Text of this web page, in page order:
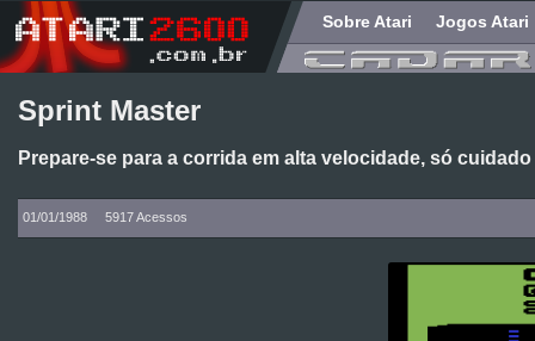
Sobre Atari Jogos Atari
Sprint Master
Prepare-se para a corrida em alta velocidade, só
01/01/1988 5917 Acessos